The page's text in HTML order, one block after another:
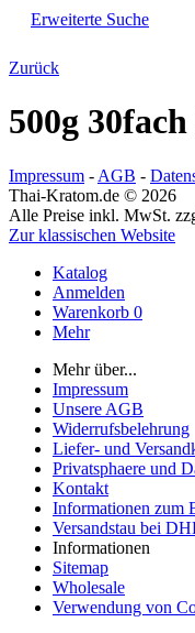
Erweiterte Suche
Zurück
500g
Impressum - AGB -
Thai-Kratom.de © 2026
Alle Preise inkl. MwSt.
Zur klassischen Website
Katalog
Anmelden
Warenkorb 0
Mehr
Mehr über...
Impressum
Unsere AGB
Widerrufsbelehrung
Liefer- und
Privatsphaere und
Kontakt
Informationen zum
Versandstau bei
Informationen
Sitemap
Wholesale
Verwendung von